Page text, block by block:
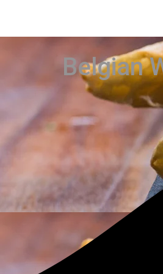
Belgian